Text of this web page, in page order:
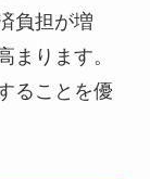
負担が増
まります。
ることを優